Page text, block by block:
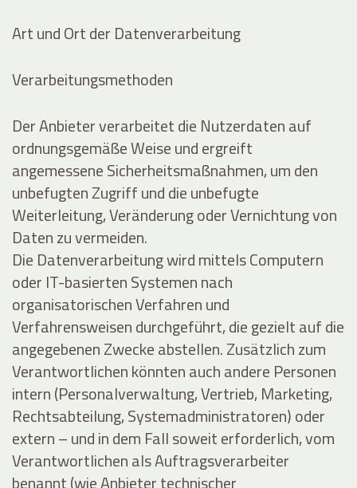
Art und Ort der Datenverarbeitung
Verarbeitungsmethoden
Der Anbieter verarbeitet die Nutzerdaten auf
ordnungsgemäße Weise und ergreift
angemessene Sicherheitsmaßnahmen, um den
unbefugten Zugriff und die unbefugte
Weiterleitung, Veränderung oder Vernichtung von
Daten zu vermeiden.
Die Datenverarbeitung wird mittels Computern
oder IT-basierten Systemen nach
organisatorischen Verfahren und
Verfahrensweisen durchgeführt, die gezielt auf die
angegebenen Zwecke abstellen. Zusätzlich zum
Verantwortlichen könnten auch andere Personen
intern (Personalverwaltung, Vertrieb, Marketing,
Rechtsabteilung, Systemadministratoren) oder
extern – und in dem Fall soweit erforderlich, vom
Verantwortlichen als Auftragsverarbeiter
benannt (wie Anbieter technischer